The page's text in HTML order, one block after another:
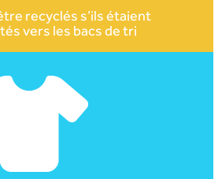
recyclés s’ils étaient
vers les bacs de tri